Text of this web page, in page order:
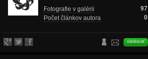
Fotografie v galérii
97
Počet článkov autora
0
sledovať